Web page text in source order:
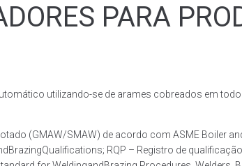
PARA
utilizando-se de arames cobreados em
(GMAW/SMAW) de acordo com ASME Boiler
RQP – Registro de